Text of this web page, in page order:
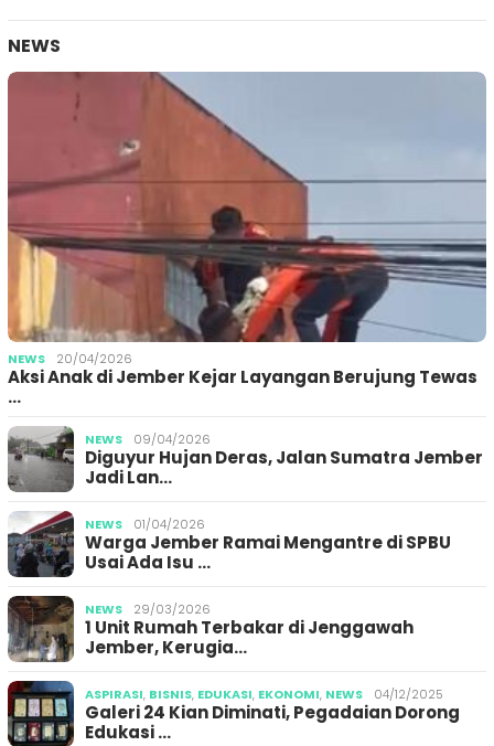
NEWS
NEWS 20/04/2026
Aksi Anak di Jember Kejar Layangan Berujung Tewas
…
NEWS 09/04/2026
Diguyur Hujan Deras, Jalan Sumatra Jember
Jadi Lan…
NEWS 01/04/2026
Warga Jember Ramai Mengantre di SPBU
Usai Ada Isu …
NEWS 29/03/2026
1 Unit Rumah Terbakar di Jenggawah
Jember, Kerugia…
ASPIRASI, BISNIS, EDUKASI, EKONOMI, NEWS 04/12/2025
Galeri 24 Kian Diminati, Pegadaian Dorong
Edukasi …